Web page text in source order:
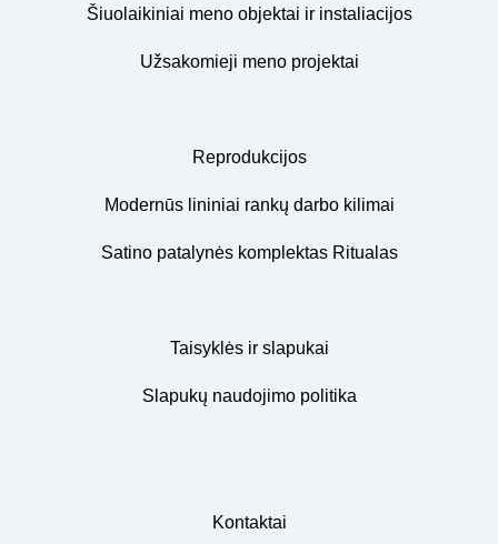
Šiuolaikiniai meno objektai ir instaliacijos
Užsakomieji meno projektai
Reprodukcijos
Modernūs lininiai rankų darbo kilimai
Satino patalynės komplektas Ritualas
Taisyklės ir slapukai
Slapukų naudojimo politika
Kontaktai